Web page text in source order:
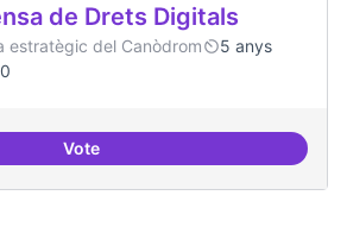
de Drets Digitals
estratègic del Canòdrom
5 anys
0
VotePunt de defensa de Drets Digitals